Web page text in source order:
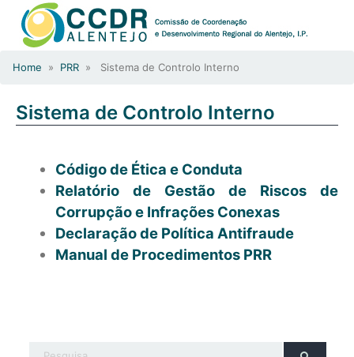
Home » PRR » Sistema de Controlo Interno
Sistema de Controlo Interno
Código de Ética e Conduta
Relatório de Gestão de Riscos de
Corrupção e Infrações Conexas
Declaração de Política Antifraude
Manual de Procedimentos PRR